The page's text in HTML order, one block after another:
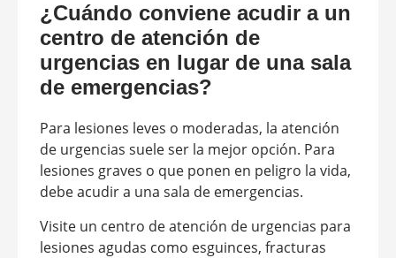
¿Cuándo conviene acudir a un
centro de atención de
urgencias en lugar de una sala
de emergencias?
Para lesiones leves o moderadas, la atención
de urgencias suele ser la mejor opción. Para
lesiones graves o que ponen en peligro la vida,
debe acudir a una sala de emergencias.
Visite un centro de atención de urgencias para
lesiones agudas como esguinces, fracturas